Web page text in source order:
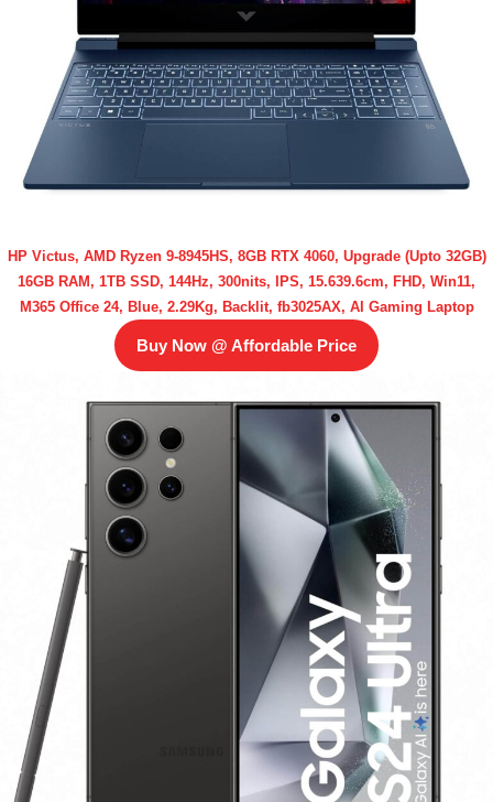
HP Victus, AMD Ryzen 9-8945HS, 8GB RTX 4060, Upgrade (Upto 32GB)
16GB RAM, 1TB SSD, 144Hz, 300nits, IPS, 15.639.6cm, FHD, Win11,
M365 Office 24, Blue, 2.29Kg, Backlit, fb3025AX, AI Gaming Laptop
Buy Now @ Affordable Price